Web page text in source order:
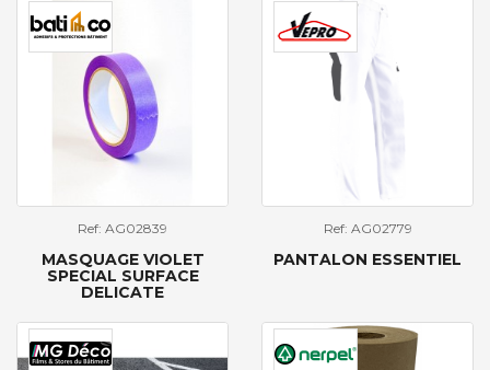
Ref: AG02839
MASQUAGE VIOLET
SPECIAL SURFACE
DELICATE
Ref: AG02779
PANTALON ESSENTIEL